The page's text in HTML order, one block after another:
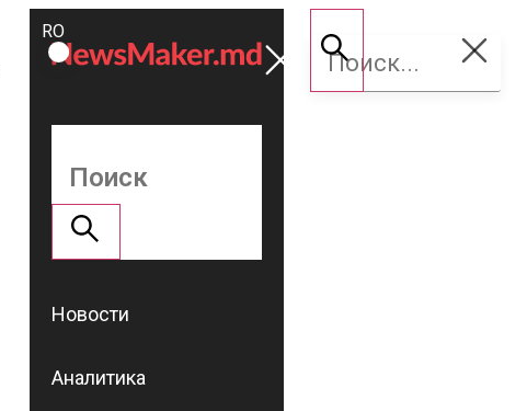
ROMÂNĂ
RU
Поддержать
NM
Новости
Аналитика